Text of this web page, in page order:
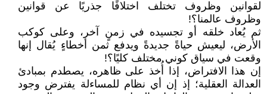
لقوانين وظروف تختلف اختلافًا جذريًا عن قوانين
وظروف عالمنا؟!
ثم يُعاد خلقه أو تجسيده في زمنٍ آخر، وعلى كوكب
الأرض، ليعيش حياةً جديدةً ويدفع ثمن أخطاءٍ يُقال إنها
وقعت في سياق كوني مختلف كليًا؟!
إن هذا الافتراض، إذا أُخذ على ظاهره، يصطدم بمبادئ
العدالة العقلية؛ إذ إن أي نظام للمساءلة يفترض وجود